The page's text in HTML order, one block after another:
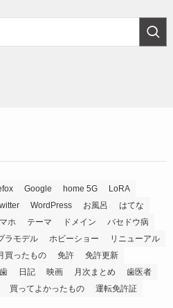
Google home 5G
LoRA
WordPress お風呂
はてな
ホ テーマ ドメイン
バセドウ病
ラモデル ホビーショー
リニューアル
買ったもの 免許
免許更新
日記 映画 月次まとめ
歯医者
買ってよかったもの
運転免許証